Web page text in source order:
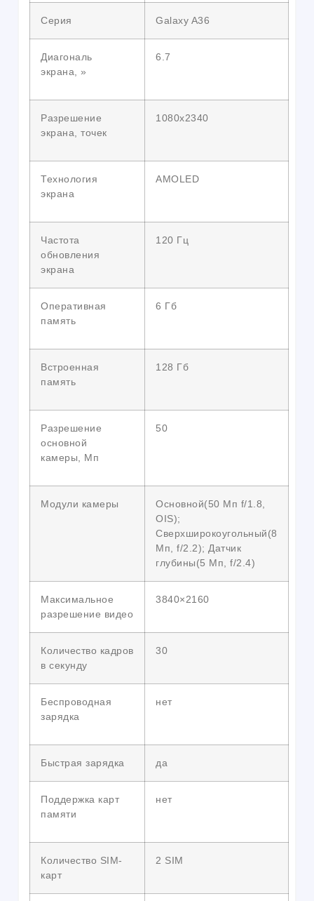
Серия Galaxy A36
Диагональ
экрана, »
6.7
Разрешение
экрана, точек
1080х2340
Технология
экрана
AMOLED
Частота
обновления
экрана
120 Гц
Оперативная
память
6 Гб
Встроенная
память
128 Гб
Разрешение
основной
камеры, Мп
50
Модули камеры
Основной(50 Мп f/1.8,
OIS);
Сверхширокоугольный(8
Мп, f/2.2); Датчик
глубины(5 Мп, f/2.4)
Максимальное
разрешение видео
3840×2160
Количество кадров
в секунду
30
Беспроводная
зарядка
нет
Быстрая зарядка да
Поддержка карт
памяти
нет
Количество SIM-
карт
2 SIM